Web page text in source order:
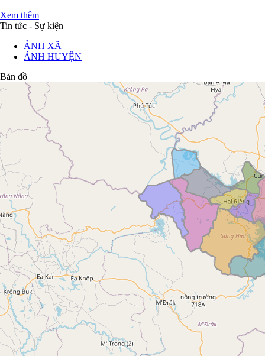
Xem thêm
Tin tức - Sự kiện
ẢNH XÃ
ẢNH HUYỆN
Bản đồ